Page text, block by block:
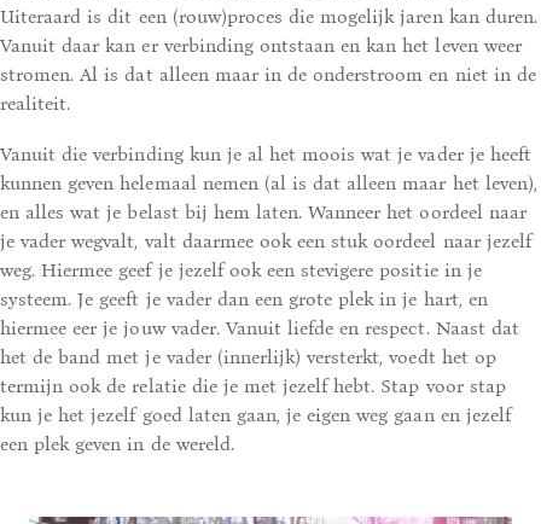
Uiteraard is dit een (rouw)proces die mogelijk jaren kan duren.
Vanuit daar kan er verbinding ontstaan en kan het leven weer
stromen. Al is dat alleen maar in de onderstroom en niet in de
realiteit.
Vanuit die verbinding kun je al het moois wat je vader je heeft
kunnen geven helemaal nemen (al is dat alleen maar het leven),
en alles wat je belast bij hem laten. Wanneer het oordeel naar
je vader wegvalt, valt daarmee ook een stuk oordeel naar jezelf
weg. Hiermee geef je jezelf ook een stevigere positie in je
systeem. Je geeft je vader dan een grote plek in je hart, en
hiermee eer je jouw vader. Vanuit liefde en respect. Naast dat
het de band met je vader (innerlijk) versterkt, voedt het op
termijn ook de relatie die je met jezelf hebt. Stap voor stap
kun je het jezelf goed laten gaan, je eigen weg gaan en jezelf
een plek geven in de wereld.